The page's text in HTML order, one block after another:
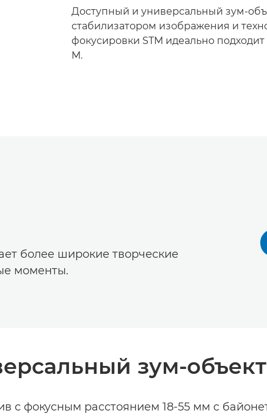
Доступный и универсальный зум-
стабилизатором изображения и
фокусировки STM идеально подходит
M.
более широкие творческие
моменты.
зум-
фокусным расстоянием 18-55 мм с